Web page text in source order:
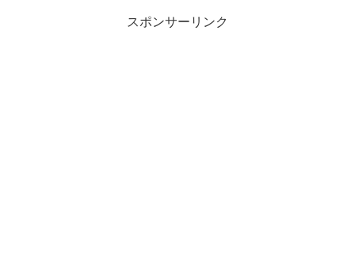
スポンサーリンク